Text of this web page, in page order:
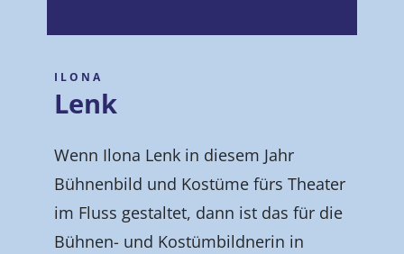
ILONA
Lenk
Wenn Ilona Lenk in diesem Jahr
Bühnenbild und Kostüme fürs Theater
im Fluss gestaltet, dann ist das für die
Bühnen- und Kostümbildnerin in